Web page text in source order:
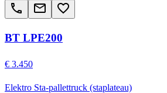
call email favorite_border
BT LPE200
€ 3.450
Elektro Sta-pallettruck (staplateau)